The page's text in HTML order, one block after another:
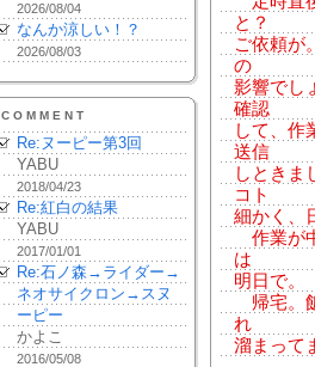
2026/08/04
なんか涼しい！？
2026/08/03
COMMENT
Re:ヌーピー第3回
YABU
2018/04/23
Re:紅白の結果
YABU
2017/01/01
Re:石ノ森→ライダー→
ネオサイクロン→スヌ
ーピー
かよこ
2016/05/08
と？
ご依頼が
の
影響でし
確認
して、作
送信
しときま
コト
細かく、
作業が
は
明日で。
帰宅。
れ
溜まって